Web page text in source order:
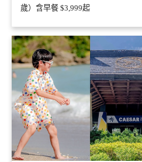
歲）含早餐 $3,999起